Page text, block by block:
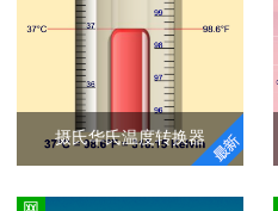
个图形传感器组成，有
时还要配以光投射器及
其他辅助设备。视觉传
感器的主要功能是获取
足够的机器视觉系统要
摄氏华氏温度转换器
摄氏华氏温度转换器